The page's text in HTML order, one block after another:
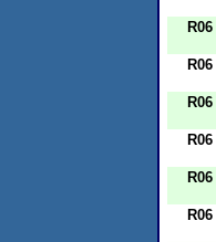
R06
R06
R06
R06
R06
R06